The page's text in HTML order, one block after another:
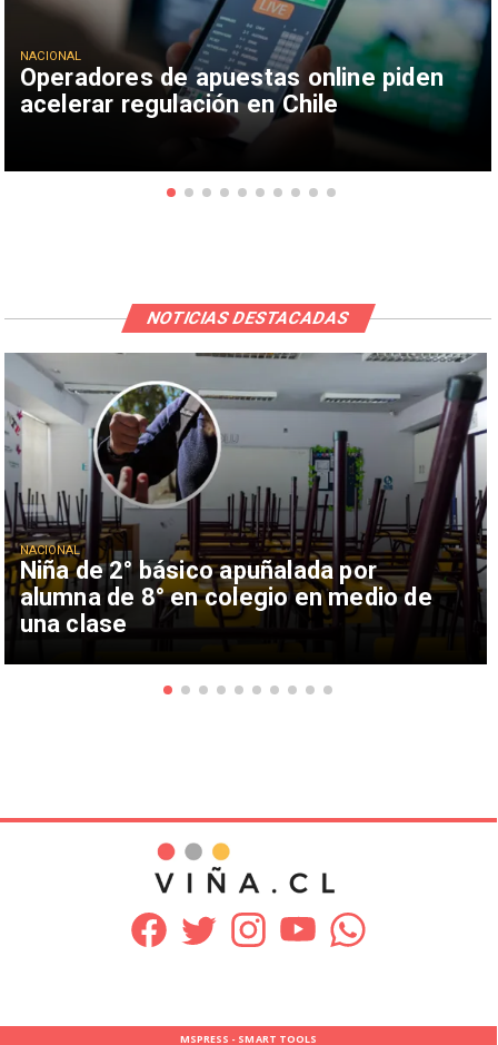
Operadores de apuestas online piden
acelerar regulación en Chile
NACIONAL
Niña de 2° básico apuñalada por
alumna de 8° en colegio en medio de
una clase
NACIONAL
NOTICIAS DESTACADAS
MSPRESS - SMART TOOLS